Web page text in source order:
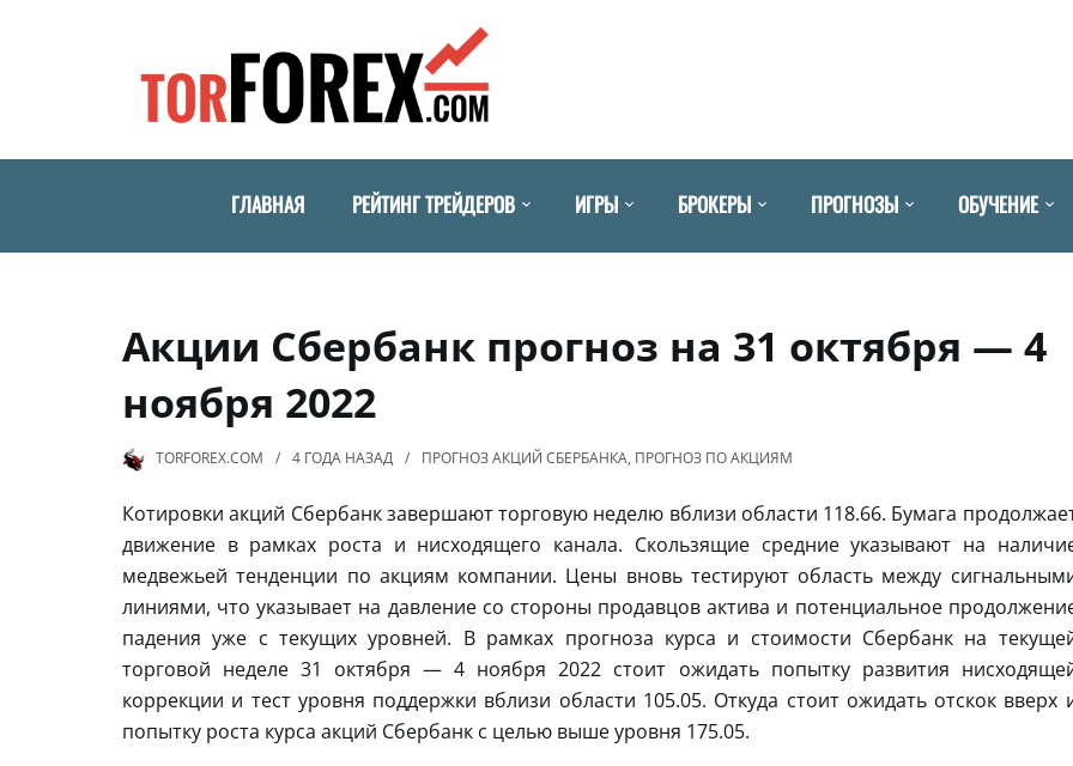
ГЛАВНАЯ РЕЙТИНГ ТРЕЙДЕРОВ ИГРЫ БРОКЕРЫ ПРОГНОЗЫ ОБУЧЕНИЕ
Акции Сбербанк прогноз на 31 октября — 4
ноября 2022
TORFOREX.COM 4 ГОДА НАЗАД ПРОГНОЗ АКЦИЙ СБЕРБАНКА, ПРОГНОЗ ПО АКЦИЯМ
Котировки акций Сбербанк завершают торговую неделю вблизи области 118.66. Бумага
движение в рамках роста и нисходящего канала. Скользящие средние указывают на
медвежьей тенденции по акциям компании. Цены вновь тестируют область между
линиями, что указывает на давление со стороны продавцов актива и потенциальное
падения уже с текущих уровней. В рамках прогноза курса и стоимости Сбербанк на
торговой неделе 31 октября — 4 ноября 2022 стоит ожидать попытку развития
коррекции и тест уровня поддержки вблизи области 105.05. Откуда стоит ожидать отскок вверх
попытку роста курса акций Сбербанк с целью выше уровня 175.05.